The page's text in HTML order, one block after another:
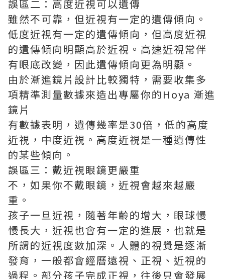
誤區二：高度近視可以遺傳
雖然不可靠，但近視有一定的遺傳傾向。
低度近視有一定的遺傳傾向，但高度近視
的遺傳傾向明顯高於近視。高速近視常伴
有眼底改變，因此遺傳傾向更為明顯。
由於漸進鏡片設計比較獨特，需要收集多
項精準測量數據來造出專屬你的Hoya 漸進
鏡片
有數據表明，遺傳幾率是30倍，低的高度
近視，中度近視。高度近視是一種遺傳性
的某些傾向。
誤區三：戴近視眼鏡更嚴重
不，如果你不戴眼鏡，近視會越來越嚴
重。
孩子一旦近視，隨著年齡的增大，眼球慢
慢長大，近視也會有一定的進展，也就是
所謂的近視度數加深。人體的視覺是逐漸
發育，一般都會經曆遠視、正視、近視的
過程。部分孩子完成正視，往後只會發展